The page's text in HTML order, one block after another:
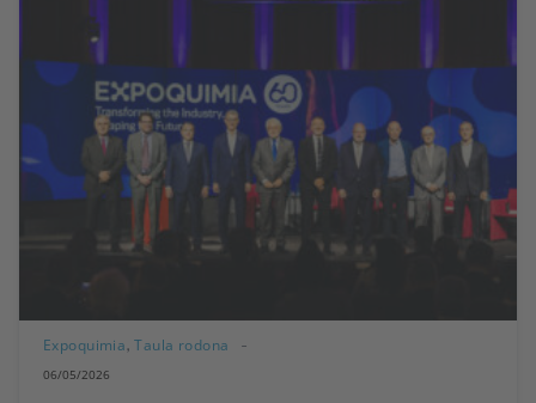
Expoquimia ,Taula rodona
06/05/2026